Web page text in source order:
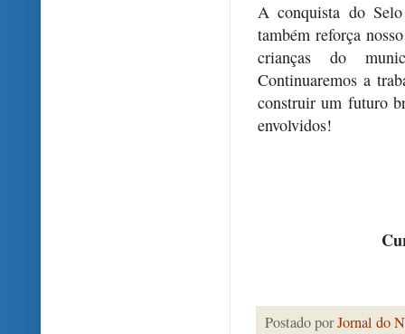
A conquista do Selo
também reforça
crianças do
Continuaremos a
construir um futuro
envolvidos!
Postado porJornal do